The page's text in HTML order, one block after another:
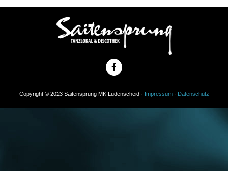
Copyright © 2023 Saitensprung MK Lüdenscheid · Impressum· Datenschutz